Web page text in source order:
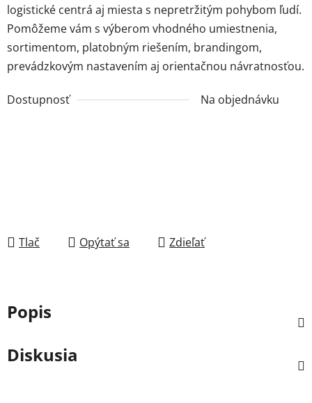
logistické centrá aj miesta s nepretržitým pohybom ľudí.
Pomôžeme vám s výberom vhodného umiestnenia,
sortimentom, platobným riešením, brandingom,
prevádzkovým nastavením aj orientačnou návratnosťou.
Dostupnosť Na objednávku
Tlač Opýtať sa Zdieľať
Popis
Diskusia